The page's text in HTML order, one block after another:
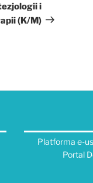
wpis
i
(K/M)
Platforma e-
Portal